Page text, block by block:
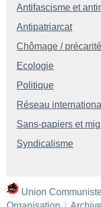
Antifascisme et
Antipatriarcat
Chômage / précarité
Ecologie
Politique
Réseau international
Sans-papiers et
Syndicalisme
Union